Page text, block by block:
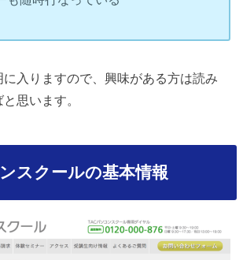
入りますので、興味がある方は読み
思います。
スクールの基本情報